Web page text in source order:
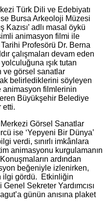
Türk Dili ve Edebiyatı
Bursa Arkeoloji Müzesi
adlı masal öykü
animasyon filmi ile
Tarihi Profesörü Dr. Berna
çalışmaları devam eden
ışık tutan
ve görsel sanatlar
belirlediklerini söyleyen
animasyon filmlerinin
Büyükşehir Belediye
etti.
Görsel Sanatlar
ise ‘Yepyeni Bir Dünya’
verdi, sınırlı imkânlara
animasyonu kurgulamanın
ardından
beğeniyle izlenirken,
ilgi gördü. Etkinliğin
Sekreter Yardımcısı
günün anısına plaket